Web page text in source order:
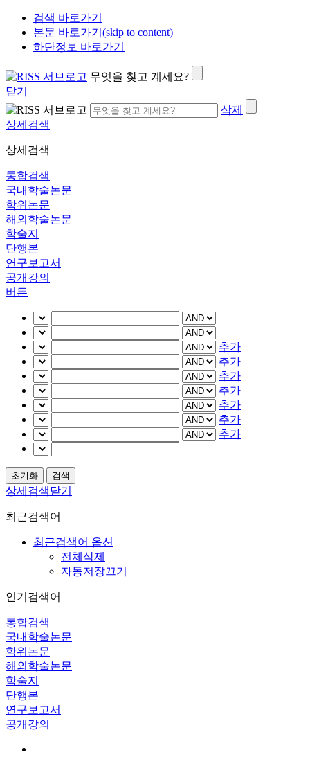
검색 바로가기
본문 바로가기(skip to content)
하단정보 바로가기
무엇을 찾고 계세요?
닫기
삭제
상세검색
상세검색
통합검색
국내학술논문
학위논문
해외학술논문
학술지
단행본
연구보고서
공개강의
버튼
추가
추가
추가
추가
추가
추가
추가
상세검색닫기
최근검색어
최근검색어 옵션
전체삭제
자동저장끄기
인기검색어
통합검색
국내학술논문
학위논문
해외학술논문
학술지
단행본
연구보고서
공개강의